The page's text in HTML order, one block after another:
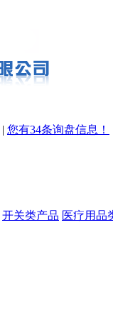
| 您有34条询盘信息！
开关类产品 医疗用品